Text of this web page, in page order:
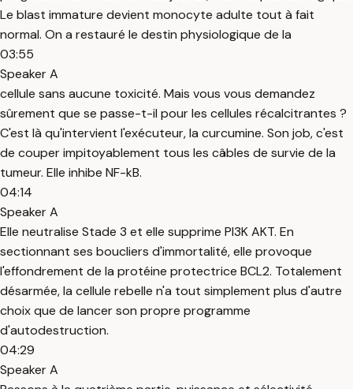
Le blast immature devient monocyte adulte tout à fait
normal. On a restauré le destin physiologique de la
03:55
Speaker A
cellule sans aucune toxicité. Mais vous vous demandez
sûrement que se passe-t-il pour les cellules récalcitrantes ?
C'est là qu'intervient l'exécuteur, la curcumine. Son job, c'est
de couper impitoyablement tous les câbles de survie de la
tumeur. Elle inhibe NF-kB.
04:14
Speaker A
Elle neutralise Stade 3 et elle supprime PI3K AKT. En
sectionnant ses boucliers d'immortalité, elle provoque
l'effondrement de la protéine protectrice BCL2. Totalement
désarmée, la cellule rebelle n'a tout simplement plus d'autre
choix que de lancer son propre programme
d'autodestruction.
04:29
Speaker A